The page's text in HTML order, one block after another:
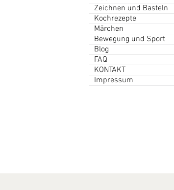
Zeichnen und Basteln
Kochrezepte
Märchen
Bewegung und Sport
Blog
FAQ
KONTAKT
Impressum